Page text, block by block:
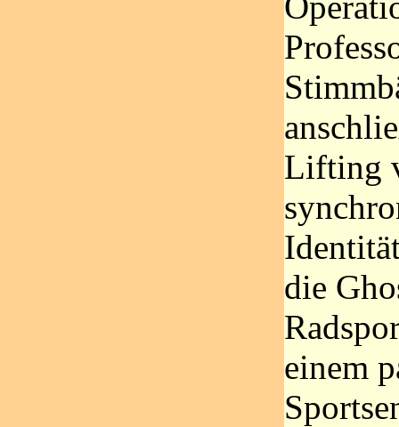
Lifting
die
einem